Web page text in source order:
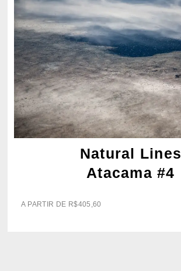
Natural Lines
Atacama #4
A PARTIR DE R$405,60